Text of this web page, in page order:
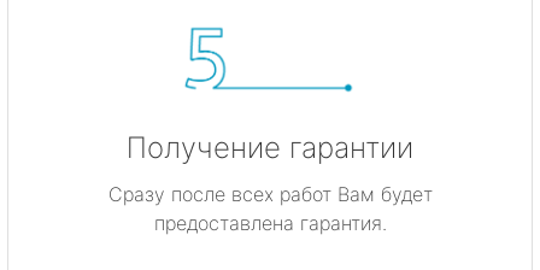
Получение гарантии
Сразу после всех работ Вам будет
предоставлена гарантия.